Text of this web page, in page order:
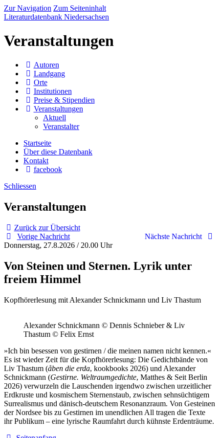
Zur Navigation Zum Seiteninhalt
Literaturdatenbank Niedersachsen
Veranstaltungen
Autoren
Landgang
Orte
Institutionen
Preise & Stipendien
Veranstaltungen
Aktuell
Veranstalter
Startseite
Über diese Datenbank
Kontakt
facebook
Schliessen
Veranstaltungen
Zurück zur Übersicht
Nächste Nachricht
Vorige Nachricht
Donnerstag, 27.8.2026 / 20.00 Uhr
Von Steinen und Sternen. Lyrik unter
freiem Himmel
Kopfhörerlesung mit Alexander Schnickmann und Liv Thastum
Alexander Schnickmann © Dennis Schnieber & Liv
Thastum © Felix Ernst
»Ich bin besessen von gestirnen / die meinen namen nicht kennen.«
Es ist wieder Zeit für die Kopfhörerlesung: Die Gedichtbände von
Liv Thastum (åben die erda, kookbooks 2026) und Alexander
Schnickmann (Gestirne. Weltraumgedichte, Matthes & Seit Berlin
2026) verwurzeln die Lauschenden irgendwo zwischen urzeitlicher
Erdkruste und kosmischem Sternenstaub, zwischen sehnsüchtigem
Surrealismus und dänisch-deutschem Resonanzraum. Von Gesteinen
der Nordsee bis zu Gestirnen im unendlichen All tragen die Texte
ihr Publikum – eine lyrische Raumfahrt durch kühnste Erdenträume.